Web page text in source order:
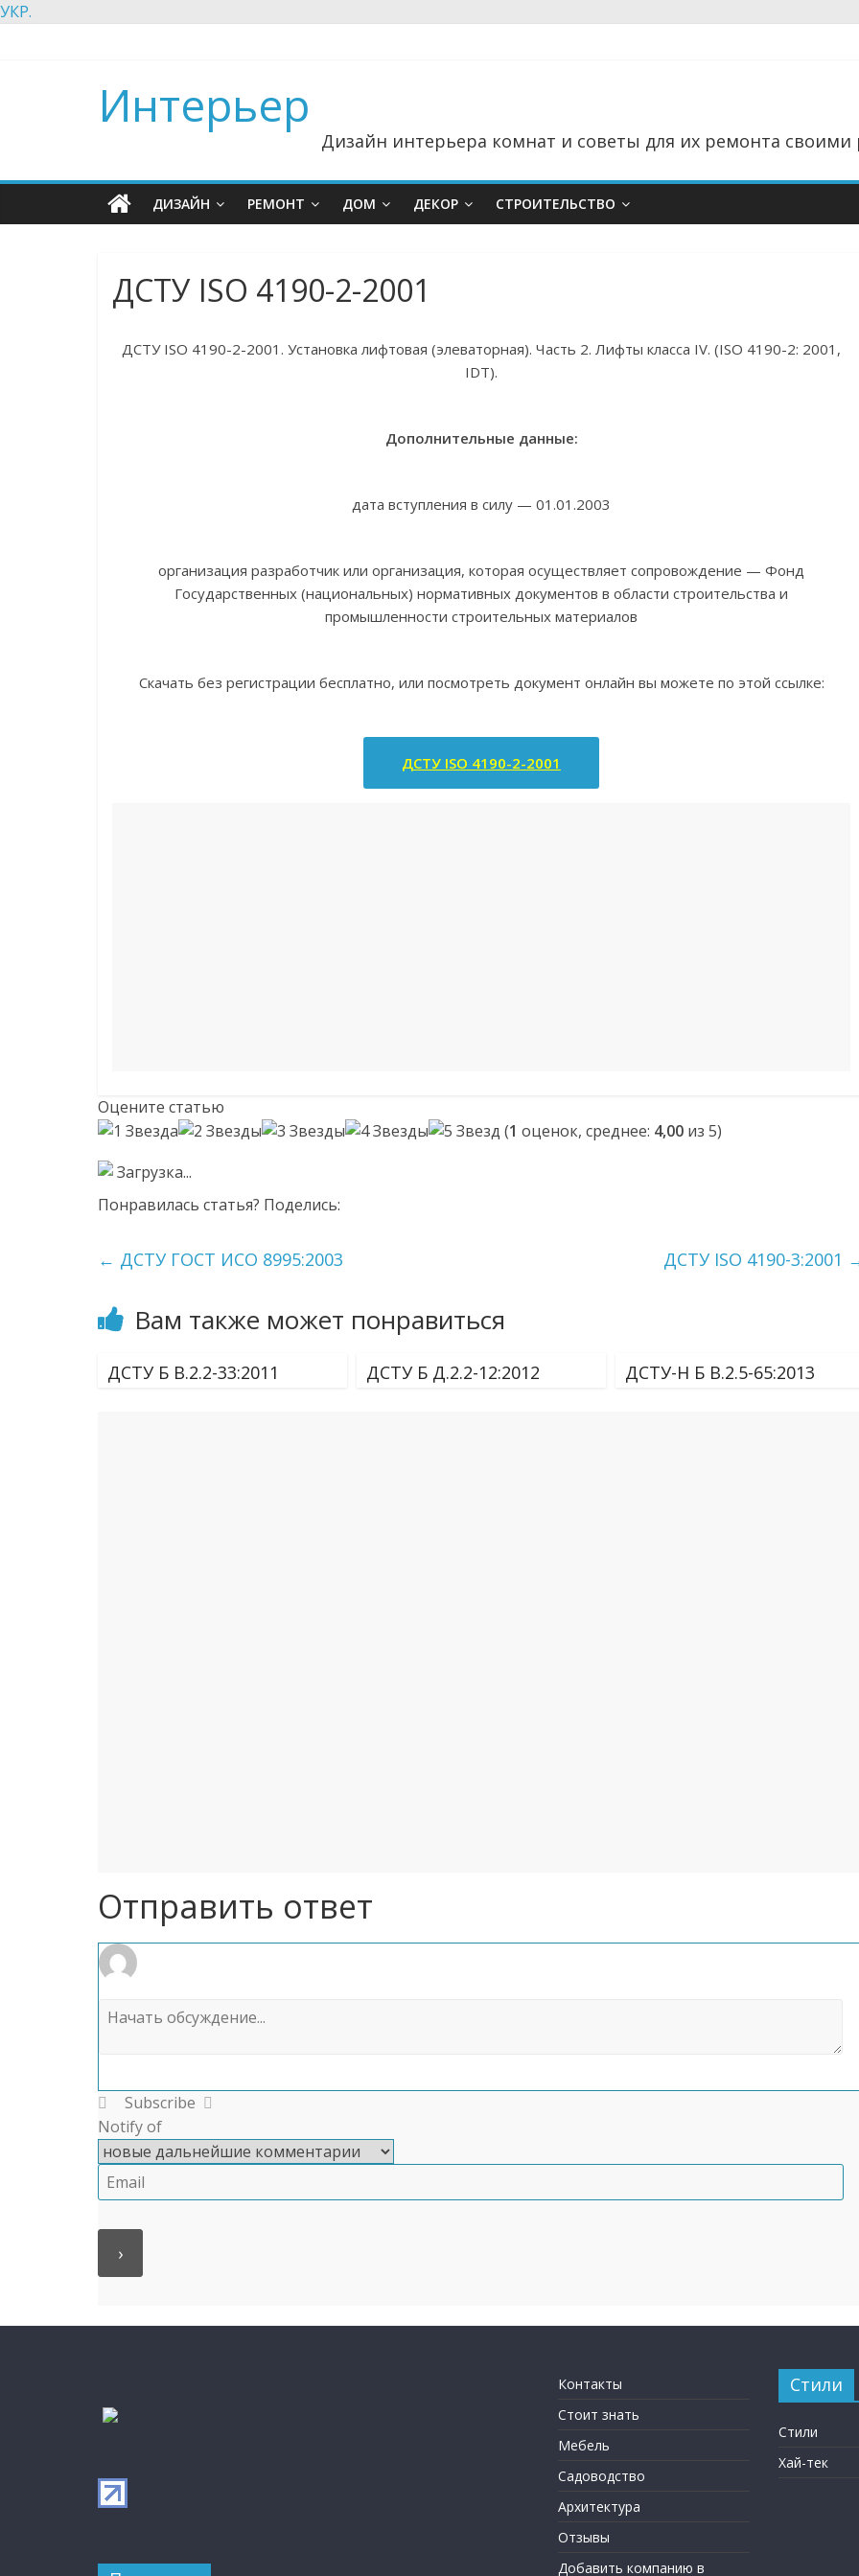
УКР.
Интерьер
Дизайн интерьера комнат и советы для их ремонта
ДИЗАЙН РЕМОНТ ДОМ ДЕКОР СТРОИТЕЛЬСТВО
ДСТУ ISO 4190-2-2001
ДСТУ ISO 4190-2-2001. Установка лифтовая (элеваторная). Часть 2. Лифты класса IV. (ISO 4190-2: 2001,
IDT).
Дополнительные данные:
дата вступления в силу — 01.01.2003
организация разработчик или организация, которая осуществляет сопровождение — Фонд
Государственных (национальных) нормативных документов в области строительства и
промышленности строительных материалов
Скачать без регистрации бесплатно, или посмотреть документ онлайн вы можете по этой ссылке:
ДСТУ ISO 4190-2-2001
Оцените статью
(1 оценок, среднее: 4,00 из 5)
Загрузка...
Понравилась статья? Поделись:
← ДСТУ ГОСТ ИСО 8995:2003 ДСТУ ISO 4190-3:2001
Вам также может понравиться
ДСТУ Б В.2.2-33:2011 ДСТУ Б Д.2.2-12:2012 ДСТУ-Н Б В.2.5-65:2013
Отправить ответ
Subscribe
Notify of
Контакты
Стоит знать
Мебель
Садоводство
Архитектура
Отзывы
Добавить компанию в
Стили
Стили
Хай-тек